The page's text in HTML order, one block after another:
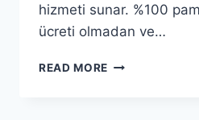
hizmeti sunar. %100
ücreti olmadan ve…
READ MORE